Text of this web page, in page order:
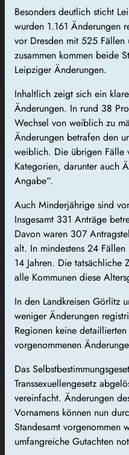
Besonders deutlich sticht
wurden 1.161 Änderungen
vor Dresden mit 525
zusammen kommen beide
Leipziger Änderungen.
Inhaltlich zeigt sich ein
Änderungen. In rund 38
Wechsel von weiblich zu
Änderungen betrafen den
weiblich. Die übrigen Fälle
Kategorien, darunter auch
Angabe“.
Auch Minderjährige sind
Insgesamt 331 Anträge
Davon waren 307
alt. In mindestens 24
14 Jahren. Die
alle Kommunen diese
In den Landkreisen Görlitz
weniger Änderungen
Regionen keine
vorgenommenen
Das
Transsexuellengesetz
vereinfacht. Änderungen
Vornamens können nun
Standesamt vorgenommen
umfangreiche Gutachten